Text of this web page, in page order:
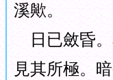
溪歟。
日已斂昏。
見其所極。